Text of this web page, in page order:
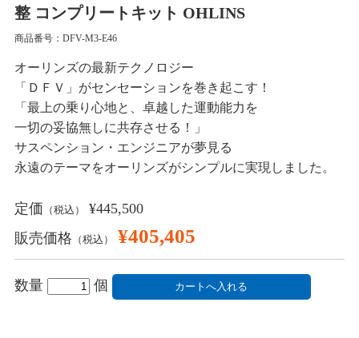
整 コンプリートキット OHLINS
商品番号：DFV-M3-E46
オーリンズの最新テクノロジー
「ＤＦＶ」がセンセーションを巻き起こす！
「最上の乗り心地と、卓越した運動能力を
一切の妥協無しに共存させる！」
サスペンション・エンジニアが夢見る
永遠のテーマをオーリンズがシンプルに実現しました。
定価 （税込）
¥445,500
販売価格 （税込） ¥405,405
数量 個